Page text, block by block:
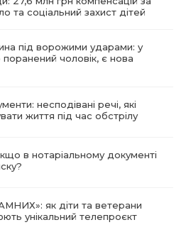
та соціальний захист дітей
під ворожими ударами: у
поранений чоловік, є нова
несподівані речі, які
життя під час обстрілу
в нотаріальному документі
як діти та ветерани
унікальний телепроєкт